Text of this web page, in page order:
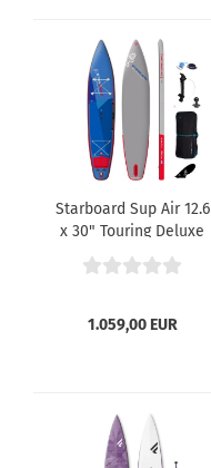
Starboard Sup Air 12.6
x 30" Touring Deluxe
SC
1.059,00 EUR